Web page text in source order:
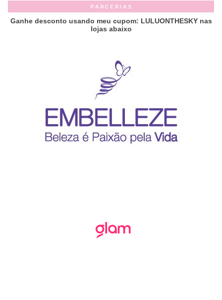
PARCERIAS
Ganhe desconto usando meu cupom: LULUONTHESKY nas
lojas abaixo